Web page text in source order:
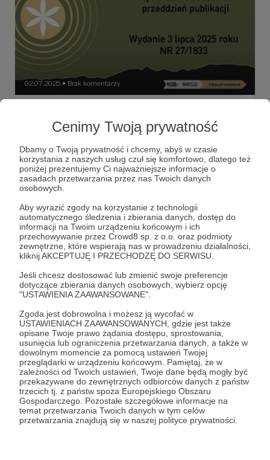
Cenimy Twoją prywatność
Dbamy o Twoją prywatność i chcemy, abyś w czasie
korzystania z naszych usług czuł się komfortowo, dlatego też
poniżej prezentujemy Ci najważniejsze informacje o
zasadach przetwarzania przez nas Twoich danych
osobowych.
Aby wyrazić zgody na korzystanie z technologii
automatycznego śledzenia i zbierania danych, dostęp do
informacji na Twoim urządzeniu końcowym i ich
przechowywanie przez Crowd8 sp. z o.o. oraz podmioty
zewnętrzne, które wspierają nas w prowadzeniu działalności,
kliknij AKCEPTUJĘ I PRZECHODZĘ DO SERWISU.
Jeśli chcesz dostosować lub zmienić swoje preferencje
dotyczące zbierania danych osobowych, wybierz opcję
"USTAWIENIA ZAAWANSOWANE".
Zgoda jest dobrowolna i możesz ją wycofać w
USTAWIENIACH ZAAWANSOWANYCH, gdzie jest także
opisane Twoje prawo żądania dostępu, sprostowania,
usunięcia lub ograniczenia przetwarzania danych, a także w
dowolnym momencie za pomocą ustawień Twojej
przeglądarki w urządzeniu końcowym. Pamiętaj, że w
zależności od Twoich ustawień, Twoje dane będą mogły być
przekazywane do zewnętrznych odbiorców danych z państw
trzecich tj. z państw spoza Europejskiego Obszaru
Gospodarczego. Pozostałe szczegółowe informacje na
temat przetwarzania Twoich danych w tym celów
przetwarzania znajdują się w naszej polityce prywatności.
02.07.2025 ● Brak komentarzy
Recydywa radnego - ciąg dalszy
dla naszych Patronów w przeddzień ich publikacji.
#zakopane #chińskiepamiątki #recydywaradnego
+2
Dołącz do grona Patronów!
Wesprzyj działalność AutoraTygodnik Podhalański
już teraz!